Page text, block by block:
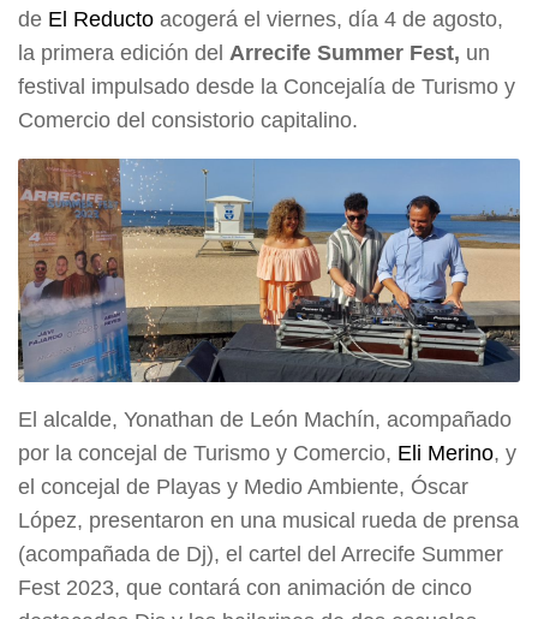
de El Reducto acogerá el viernes, día 4 de agosto,
la primera edición del Arrecife Summer Fest, un
festival impulsado desde la Concejalía de Turismo y
Comercio del consistorio capitalino.
El alcalde, Yonathan de León Machín, acompañado
por la concejal de Turismo y Comercio, Eli Merino, y
el concejal de Playas y Medio Ambiente, Óscar
López, presentaron en una musical rueda de prensa
(acompañada de Dj), el cartel del Arrecife Summer
Fest 2023, que contará con animación de cinco